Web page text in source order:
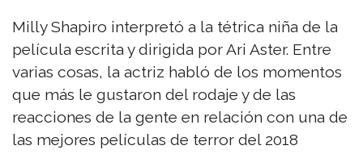
Milly Shapiro interpretó a la tétrica niña de la
película escrita y dirigida por Ari Aster. Entre
varias cosas, la actriz habló de los momentos
que más le gustaron del rodaje y de las
reacciones de la gente en relación con una de
las mejores películas de terror del 2018